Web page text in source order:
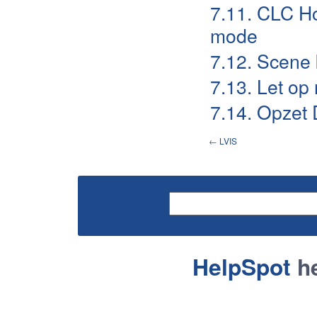
7.11. CLC
mode
7.12.
7.13. Let op
7.14. Opzet
← LVIS
HelpSpot